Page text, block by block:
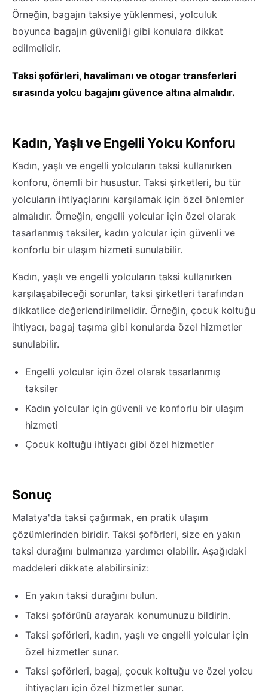
Örneğin, bagajın taksiye yüklenmesi, yolculuk
boyunca bagajın güvenliği gibi konulara dikkat
edilmelidir.
Taksi şoförleri, havalimanı ve otogar transferleri
sırasında yolcu bagajını güvence altına almalıdır.
Kadın, Yaşlı ve Engelli Yolcu Konforu
Kadın, yaşlı ve engelli yolcuların taksi kullanırken
konforu, önemli bir husustur. Taksi şirketleri, bu tür
yolcuların ihtiyaçlarını karşılamak için özel önlemler
almalıdır. Örneğin, engelli yolcular için özel olarak
tasarlanmış taksiler, kadın yolcular için güvenli ve
konforlu bir ulaşım hizmeti sunulabilir.
Kadın, yaşlı ve engelli yolcuların taksi kullanırken
karşılaşabileceği sorunlar, taksi şirketleri tarafından
dikkatlice değerlendirilmelidir. Örneğin, çocuk koltuğu
ihtiyacı, bagaj taşıma gibi konularda özel hizmetler
sunulabilir.
Engelli yolcular için özel olarak tasarlanmış
taksiler
Kadın yolcular için güvenli ve konforlu bir ulaşım
hizmeti
Çocuk koltuğu ihtiyacı gibi özel hizmetler
Sonuç
Malatya'da taksi çağırmak, en pratik ulaşım
çözümlerinden biridir. Taksi şoförleri, size en yakın
taksi durağını bulmanıza yardımcı olabilir. Aşağıdaki
maddeleri dikkate alabilirsiniz:
En yakın taksi durağını bulun.
Taksi şoförünü arayarak konumunuzu bildirin.
Taksi şoförleri, kadın, yaşlı ve engelli yolcular için
özel hizmetler sunar.
Taksi şoförleri, bagaj, çocuk koltuğu ve özel yolcu
ihtiyaçları için özel hizmetler sunar.